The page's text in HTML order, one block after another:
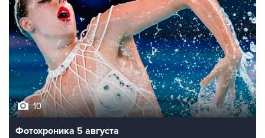
10
Фотохроника 5 августа